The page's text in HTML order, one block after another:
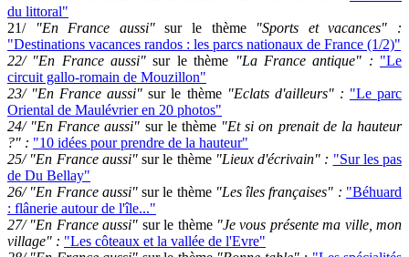
du littoral"
21/
"En France aussi" sur le thème "Sports et vacances" :
"Destinations vacances randos : les parcs nationaux de France (1/2)"
22/ "En France aussi"sur le thème "La France antique" : "Le
circuit gallo-romain de Mouzillon"
23/ "En France aussi"sur le thème"Eclats d'ailleurs" : "Le parc
Oriental de Maulévrier en 20 photos"
24/ "En France aussi" sur le thème"Et si on prenait de la hauteur
?" : "10 idées pour prendre de la hauteur"
25/ "En France aussi" sur le thème"Lieux d'écrivain" : "Sur les pas
de Du Bellay"
26/ "En France aussi"sur le thème"Les îles françaises" : "Béhuard
: flânerie autour de l'île..."
27/ "En France aussi" sur le thème"Je vous présente ma ville, mon
village" : "Les côteaux et la vallée de l'Evre"